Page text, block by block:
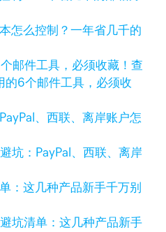
怎么控制？一年省几千的
查
6个邮件工具，必须收
坑：PayPal、西联、离岸
坑清单：这几种产品新手